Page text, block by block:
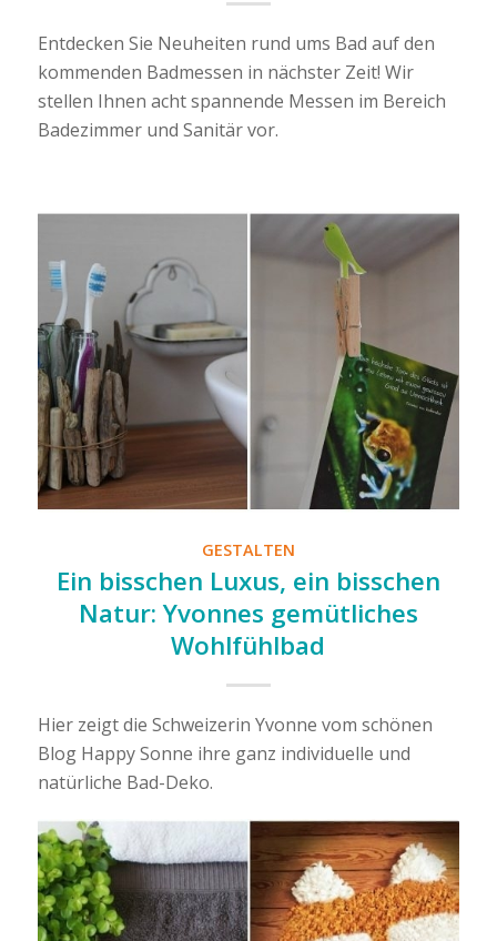
Entdecken Sie Neuheiten rund ums Bad auf den
kommenden Badmessen in nächster Zeit! Wir
stellen Ihnen acht spannende Messen im Bereich
Badezimmer und Sanitär vor.
GESTALTEN
Ein bisschen Luxus, ein bisschen
Natur: Yvonnes gemütliches
Wohlfühlbad
Hier zeigt die Schweizerin Yvonne vom schönen
Blog Happy Sonne ihre ganz individuelle und
natürliche Bad-Deko.